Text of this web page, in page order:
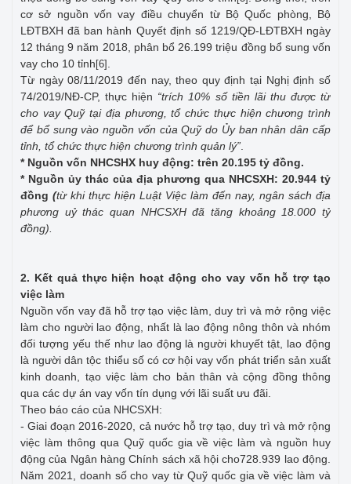
cơ sở nguồn vốn vay điều chuyển từ Bộ Quốc phòng, Bộ
LĐTBXH đã ban hành Quyết định số 1219/QĐ-LĐTBXH ngày
12 tháng 9 năm 2018, phân bổ 26.199 triệu đồng bổ sung vốn
vay cho 10 tỉnh [6]
Từ ngày 08/11/2019 đến nay, theo quy định tại Nghị định số
74/2019/NĐ-CP, thực hiện “trích 10% số tiền lãi thu được từ
cho vay Quỹ tại địa phương, tổ chức thực hiện chương trình
để bổ sung vào nguồn vốn của Quỹ do Ủy ban nhân dân cấp
tỉnh, tổ chức thực hiện chương trình quản lý”
* Nguồn vốn NHCSHX huy động: trên 20.195 tỷ đồng.
* Nguồn ủy thác của địa phương qua NHCSXH: 20.944 tỷ
đồng (từ khi thực hiện Luật Việc làm đến nay, ngân sách địa
phương uỷ thác quan NHCSXH đã tăng khoảng 18.000 tỷ
đồng).
2. Kết quả thực hiện hoạt động cho vay vốn hỗ trợ tạo
việc làm
Nguồn vốn vay đã hỗ trợ tạo việc làm, duy trì và mở rộng việc
làm cho người lao động, nhất là lao động nông thôn và nhóm
đối tượng yếu thế như lao động là người khuyết tật, lao động
là người dân tộc thiểu số có cơ hội vay vốn phát triển sản xuất
kinh doanh, tạo việc làm cho bản thân và cộng đồng thông
qua các dự án vay vốn tín dụng với lãi suất ưu đãi.
Theo báo cáo của NHCSXH:
- Giai đoạn 2016-2020, cả nước hỗ trợ tạo, duy trì và mở rộng
việc làm thông qua Quỹ quốc gia về việc làm và nguồn huy
động của Ngân hàng Chính sách xã hội cho728.939 lao động.
Năm 2021, doanh số cho vay từ Quỹ quốc gia về việc làm và